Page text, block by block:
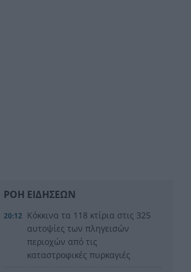
ΡΟΗ ΕΙΔΗΣΕΩΝ
20:12 Κόκκινα τα 118 κτίρια στις 325
αυτοψίες των πληγεισών
περιοχών από τις
καταστροφικές πυρκαγιές